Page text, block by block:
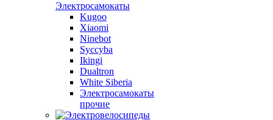
Электросамокаты
Kugoo
Xiaomi
Ninebot
Syccyba
Ikingi
Dualtron
White Siberia
Электросамокаты
прочие